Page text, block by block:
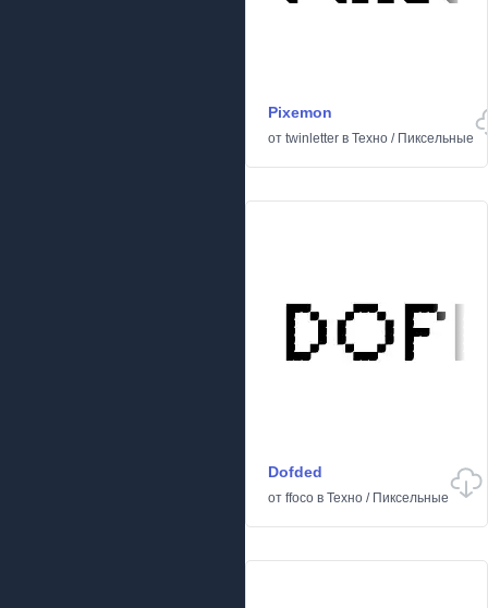
Pixemon
от twinletter в Техно / Пиксельные
Dofded
от ffoco в Техно / Пиксельные